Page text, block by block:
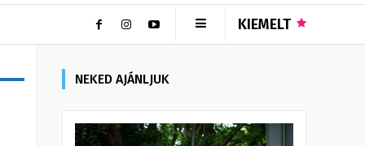
KIEMELT
NEKED AJÁNLJUK